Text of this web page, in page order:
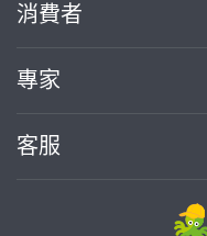
消費者
專家
客服